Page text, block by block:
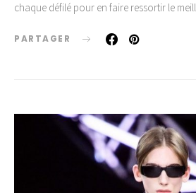
chaque défilé pour en faire ressortir le
PARTAGER